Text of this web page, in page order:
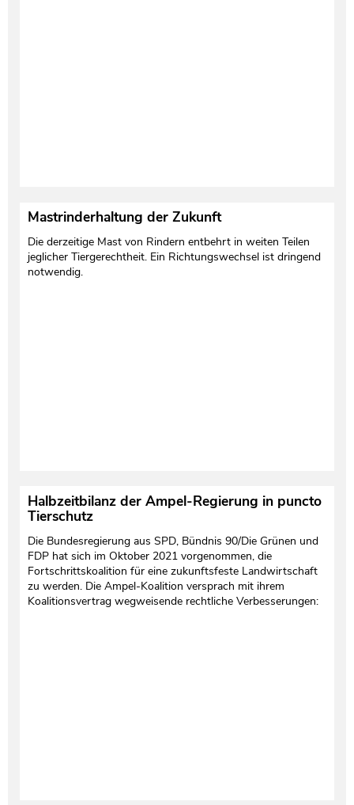
Mastrinderhaltung der Zukunft
Die derzeitige Mast von Rindern entbehrt in weiten Teilen
jeglicher Tiergerechtheit. Ein Richtungswechsel ist dringend
notwendig.
Halbzeitbilanz der Ampel-Regierung in puncto
Tierschutz
Die Bundesregierung aus SPD, Bündnis 90/Die Grünen und
FDP hat sich im Oktober 2021 vorgenommen, die
Fortschrittskoalition für eine zukunftsfeste Landwirtschaft
zu werden. Die Ampel-Koalition versprach mit ihrem
Koalitionsvertrag wegweisende rechtliche Verbesserungen: